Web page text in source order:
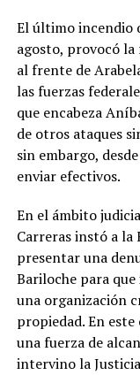
El último incendio
agosto, provocó la
al frente de
las fuerzas
que encabeza
de otros ataques
sin embargo,
enviar efectivos.
En el ámbito
Carreras instó a la
presentar una
Bariloche para
una organización
propiedad. En
una fuerza de
intervino la